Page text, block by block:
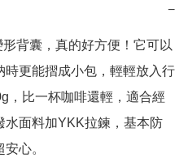
−
背囊，真的好方便！它可以
更能摺成小包，輕輕放入行
，比一杯咖啡還輕，適合經
水面料加YKK拉鍊，基本防
心。